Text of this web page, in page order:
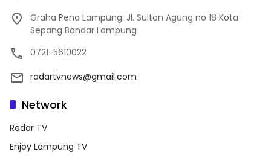
Graha Pena Lampung. Jl. Sultan Agung no 18 Kota
Sepang Bandar Lampung
0721-5610022
radartvnews@gmail.com
Network
Radar TV
Enjoy Lampung TV